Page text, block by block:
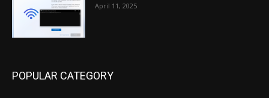
April 11, 2025
POPULAR CATEGORY